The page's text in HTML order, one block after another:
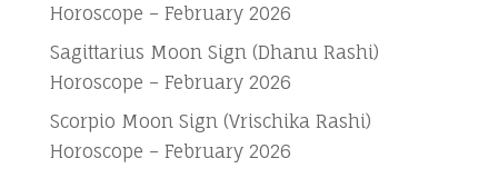
Horoscope – February 2026
Sagittarius Moon Sign (Dhanu Rashi)
Horoscope – February 2026
Scorpio Moon Sign (Vrischika Rashi)
Horoscope – February 2026